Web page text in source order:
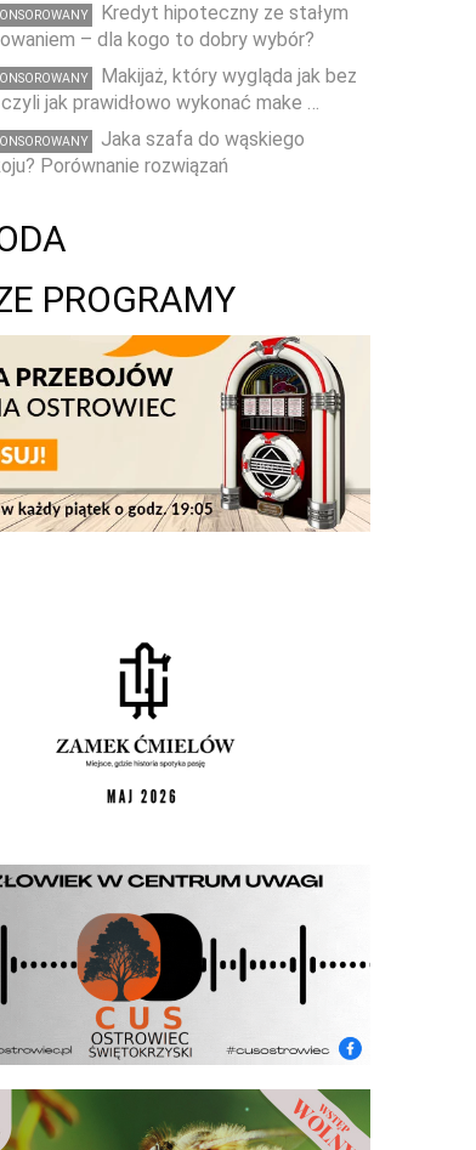
Kredyt hipoteczny ze stałym
– dla kogo to dobry wybór?
Makijaż, który wygląda jak bez
jak prawidłowo wykonać make …
Jaka szafa do wąskiego
Porównanie rozwiązań
PROGRAMY